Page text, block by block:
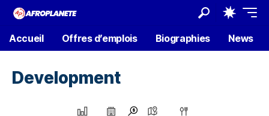
Accueil Offres d’emplois Biographies News
Development